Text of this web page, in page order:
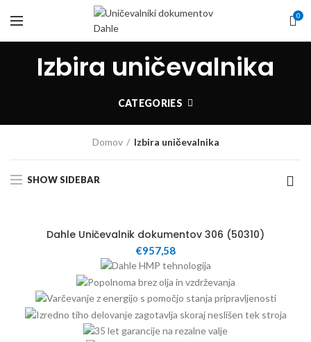
0
Izbira uničevalnika
CATEGORIES
Domov Izbira uničevalnika
SHOW SIDEBAR
Dahle Uničevalnik dokumentov 306 (50310)
€957,58